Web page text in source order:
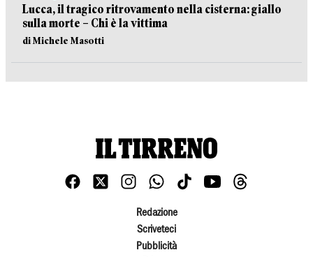
Lucca, il tragico ritrovamento nella cisterna: giallo
sulla morte – Chi è la vittima
di Michele Masotti
Redazione
Scriveteci
Pubblicità